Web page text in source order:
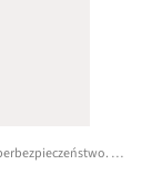
Cisco zwiększa cyberbezpieczeństwo. Wszystko dzięki nowemu LLM